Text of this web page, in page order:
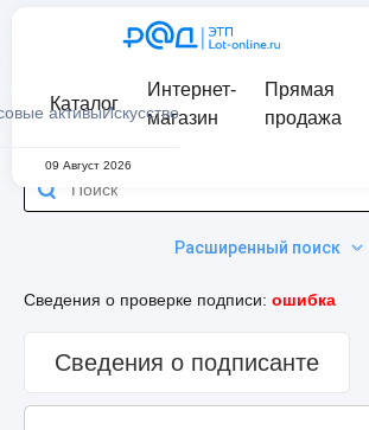
активыИскусство
Каталог
Интернет-
магазин
Прямая
продажа
09 Август 2026
Расширенный поиск
Сведения о проверке подписи: ошибка
Сведения о подписанте